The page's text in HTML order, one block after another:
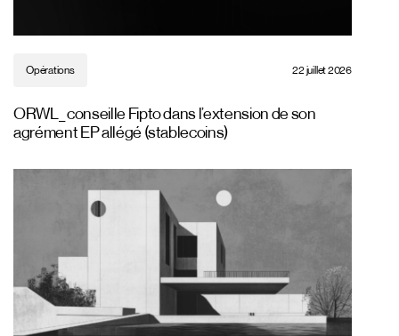
Opérations 22 juillet 2026
ORWL_ conseille Fipto dans l’extension de son
agrément EP allégé (stablecoins)